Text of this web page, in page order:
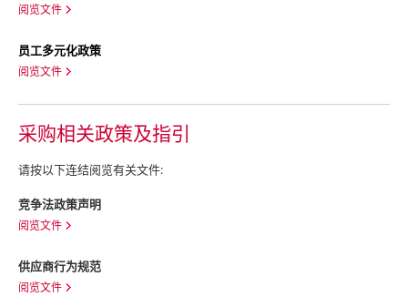
阅览文件
员工多元化政策
阅览文件
采购相关政策及指引
请按以下连结阅览有关文件:
竞争法政策声明
阅览文件
供应商行为规范
阅览文件